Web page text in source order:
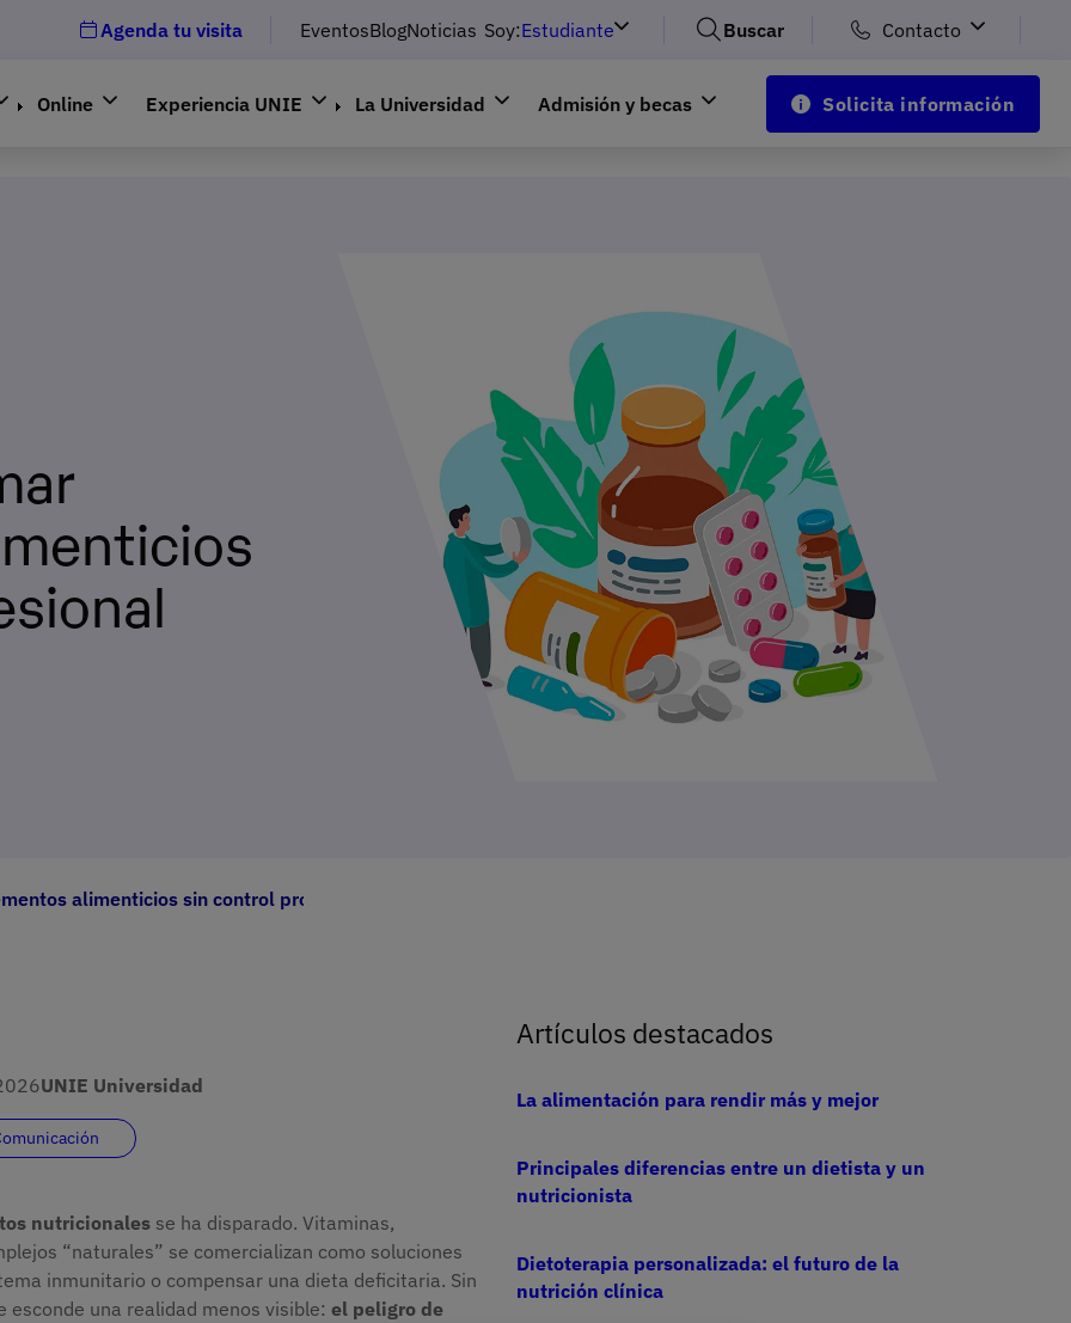
Agenda tu visita EventosBlogNoticias Soy:Estudiante Buscar Contacto
Online Experiencia UNIE La Universidad Admisión y becas Solicita información
alimenticios sin control profesional
UNIE Universidad
nutricionales se ha disparado. Vitaminas,
“naturales” se comercializan como soluciones
inmunitario o compensar una dieta deficitaria. Sin
una realidad menos visible: el peligro de
Artículos destacados
La alimentación para rendir más y mejor
Principales diferencias entre un dietista y un
nutricionista
Dietoterapia personalizada: el futuro de la
nutrición clínica